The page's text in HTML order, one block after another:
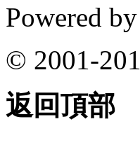
Powered by
© 2001-
返回頂部